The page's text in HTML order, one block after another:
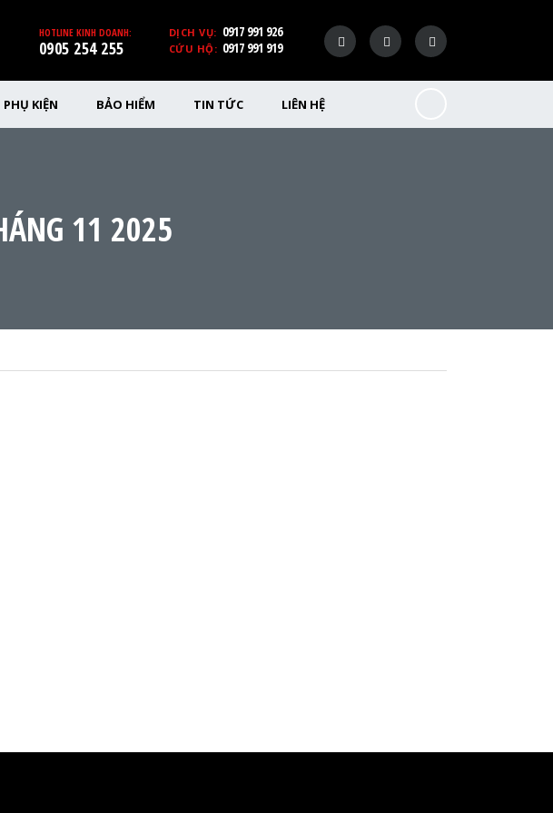
DỊCH VỤ: 0917 991 926
CỨU HỘ: 0917 991 919
HOTLINE KINH DOANH:
0905 254 255
PHỤ KIỆN BẢO HIỂM TIN TỨC LIÊN HỆ
11 2025